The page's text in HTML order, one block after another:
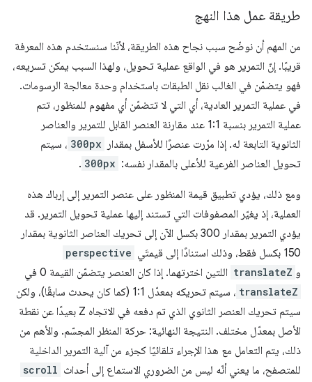
طريقة عمل هذا النهج
من المهم أن نوضّح سبب نجاح هذه الطريقة، لأنّنا سنستخدم هذه المعرفة
قريبًا. إنّ التمرير هو في الواقع عملية تحويل، ولهذا السبب يمكن تسريعه،
فهو يتضمّن في الغالب نقل الطبقات باستخدام وحدة معالجة الرسومات.
في عملية التمرير العادية، أي التي لا تتضمّن أي مفهوم للمنظور، تتم
عملية التمرير بنسبة 1:1 عند مقارنة العنصر القابل للتمرير والعناصر
الثانوية التابعة له. إذا مرّرت عنصرًا للأسفل بمقدار
300px ، سيتم
تحويل العناصر الفرعية للأعلى بالمقدار نفسه: 300px
.
ومع ذلك، يؤدي تطبيق قيمة المنظور على عنصر التمرير إلى إرباك هذه
العملية، إذ يغيّر المصفوفات التي تستند إليها عملية تحويل التمرير. قد
يؤدي التمرير بمقدار 300 بكسل الآن إلى تحريك العناصر الثانوية بمقدار
150 بكسل فقط، وذلك استنادًا إلى قيمتَي
perspective
و translateZ اللتين اخترتهما. إذا كان العنصر يتضمّن القيمة 0 في
translateZ
، سيتم تحريكه بمعدّل 1:1 (كما كان يحدث سابقًا)، ولكن
سيتم تحريك العنصر الثانوي الذي تم دفعه في الاتجاه Z بعيدًا عن نقطة
الأصل بمعدّل مختلف. النتيجة النهائية: حركة المنظر المجسّم. والأهم من
ذلك، يتم التعامل مع هذا الإجراء تلقائيًا كجزء من آلية التمرير الداخلية
للمتصفح، ما يعني أنّه ليس من الضروري الاستماع إلى أحداث scroll